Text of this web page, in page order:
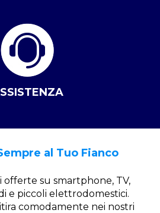
al Tuo Fianco
offerte su smartphone, TV,
e piccoli elettrodomestici.
comodamente nei nostri